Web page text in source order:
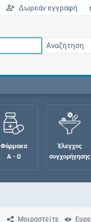
Δωρεάν εγγραφή
Φάρμακα
Α - Ω
Έλεγχος
συγχορήγησης
Μοιραστείτε